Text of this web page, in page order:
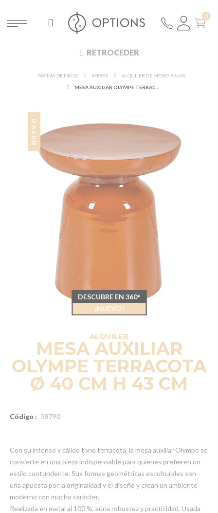
RETROCEDER
PÁGINA DE INICIO MESAS
ALQUILER DE MESAS BAJAS
ALQUILER
MESA AUXILIAR
OLYMPE TERRACOTA
Ø 40 CM H 43 CM
Código : 38790
Con su intenso y cálido tono terracota, la mesa auxiliar Olympe se
convierte en una pieza indispensable para quienes prefieren un
estilo contundente. Sus formas geométricas esculturales son
una apuesta por la originalidad y el diseño y crean un ambiente
moderno con mucho carácter.
Realizada en metal al 100 %, aúna robustez y practicidad. Usada
DESCUBRE EN 360°
¡NUEVO!
NUEVO